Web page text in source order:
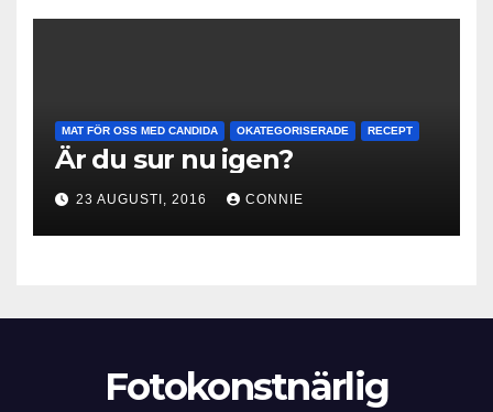
MAT FÖR OSS MED CANDIDA OKATEGORISERADE RECEPT
Är du sur nu igen?
23 AUGUSTI, 2016 CONNIE
Fotokonstnärlig